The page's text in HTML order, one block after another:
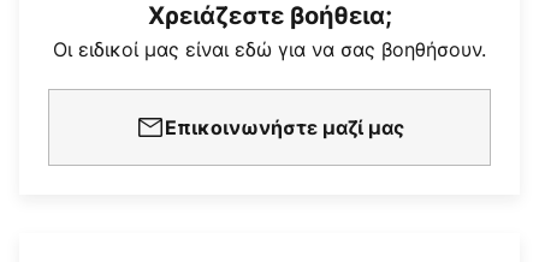
Χρειάζεστε βοήθεια;
Οι ειδικοί μας είναι εδώ για να σας βοηθήσουν.
Επικοινωνήστε μαζί μας